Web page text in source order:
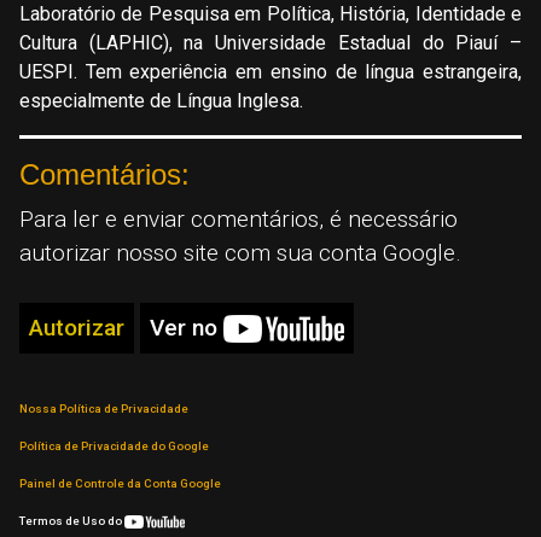
Laboratório de Pesquisa em Política, História, Identidade e
Cultura (LAPHIC), na Universidade Estadual do Piauí –
UESPI. Tem experiência em ensino de língua estrangeira,
especialmente de Língua Inglesa.
Comentários:
Para ler e enviar comentários, é necessário
autorizar nosso site com sua conta Google.
Autorizar Ver no
Nossa Política de Privacidade
Política de Privacidade do Google
Painel de Controle da Conta Google
Termos de Uso do